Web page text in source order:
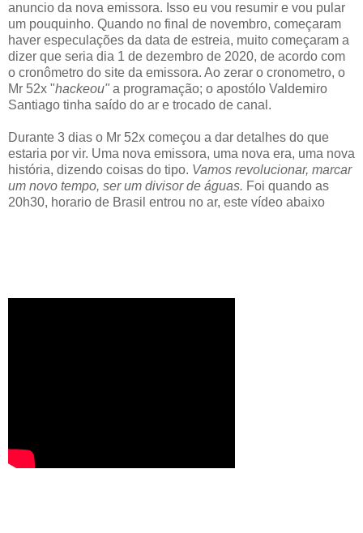
anuncio da nova emissora. Isso eu vou resumir e vou pular
um pouquinho. Quando no final de novembro, começaram
haver especulações da data de estreia, muito começaram a
dizer que seria dia 1 de dezembro de 2020, de acordo com
o cronômetro do site da emissora. Ao zerar o cronometro, o
Mr 52x "hackeou" a programação; o apostólo Valdemiro
Santiago tinha saído do ar e trocado de canal.
Durante 3 dias o Mr 52x começou a dar detalhes do que
estaria por vir. Uma nova emissora, uma nova era, uma nova
história, dizendo coisas do tipo. Vamos revolucionar, marcar
um novo tempo, ser um divisor de águas. Foi quando as
20h30, horario de Brasil entrou no ar, este vídeo abaixo